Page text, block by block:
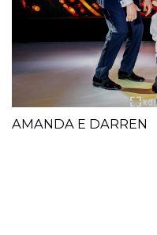
AMANDA E DARREN